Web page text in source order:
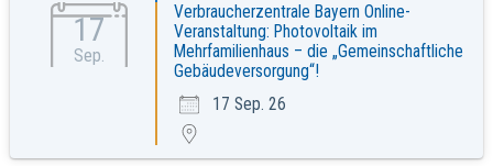
17
Sep.
Verbraucherzentrale Bayern Online-
Veranstaltung: Photovoltaik im
Mehrfamilienhaus – die „Gemeinschaftliche
Gebäudeversorgung“!
17 Sep. 26